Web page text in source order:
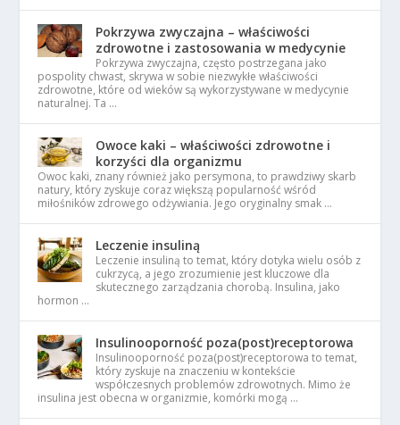
Pokrzywa zwyczajna – właściwości
zdrowotne i zastosowania w medycynie
Pokrzywa zwyczajna, często postrzegana jako
pospolity chwast, skrywa w sobie niezwykłe właściwości
zdrowotne, które od wieków są wykorzystywane w medycynie
naturalnej. Ta …
Owoce kaki – właściwości zdrowotne i
korzyści dla organizmu
Owoc kaki, znany również jako persymona, to prawdziwy skarb
natury, który zyskuje coraz większą popularność wśród
miłośników zdrowego odżywiania. Jego oryginalny smak …
Leczenie insuliną
Leczenie insuliną to temat, który dotyka wielu osób z
cukrzycą, a jego zrozumienie jest kluczowe dla
skutecznego zarządzania chorobą. Insulina, jako
hormon …
Insulinooporność poza(post)receptorowa
Insulinooporność poza(post)receptorowa to temat,
który zyskuje na znaczeniu w kontekście
współczesnych problemów zdrowotnych. Mimo że
insulina jest obecna w organizmie, komórki mogą …